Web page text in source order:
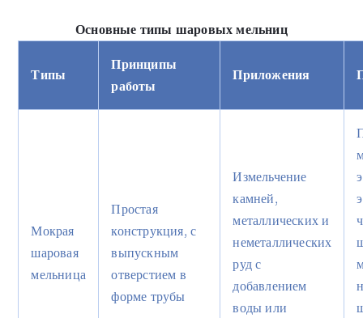
Основные типы шаровых мельниц
Типы
Принципы
работы
Приложения
Мокрая
шаровая
мельница
Простая
конструкция, с
выпускным
отверстием в
форме трубы
Измельчение
камней,
металлических и
неметаллических
руд с
добавлением
воды или